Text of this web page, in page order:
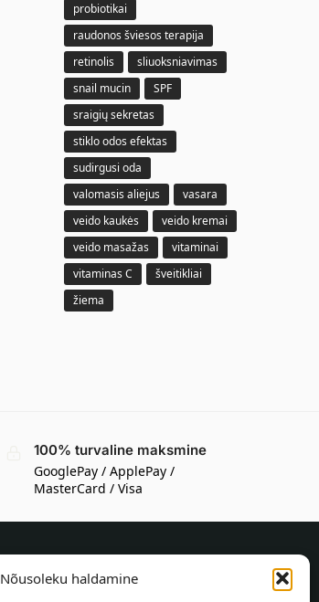
Nõusoleku haldamine
probiotikai
raudonos šviesos terapija
retinolis
sliuoksniavimas
snail mucin
SPF
sraigių sekretas
stiklo odos efektas
sudirgusi oda
valomasis aliejus
vasara
veido kaukės
veido kremai
veido masažas
vitaminai
vitaminas C
šveitikliai
žiema
100% turvaline maksmine
GooglePay / ApplePay /
MasterCard / Visa
TEAVE OSTJALE